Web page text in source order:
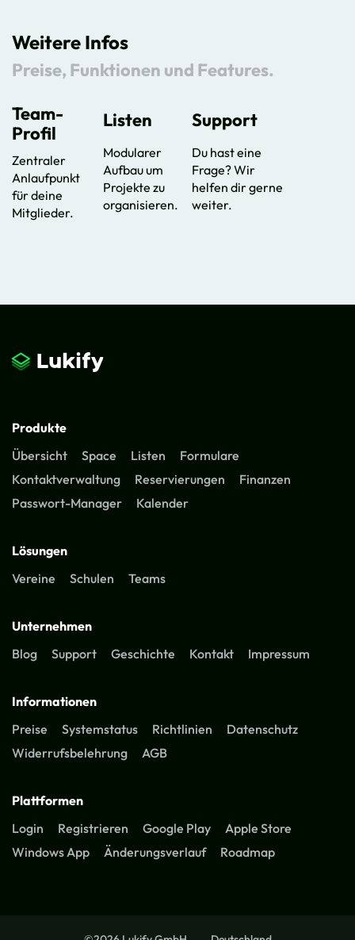
Weitere Infos
Preise, Funktionen und Features.
Team-
Profil
Zentraler
Anlaufpunkt
für deine
Mitglieder.
Listen
Modularer
Aufbau um
Projekte zu
organisieren.
Support
Du hast eine
Frage? Wir
helfen dir gerne
weiter.
Produkte
Übersicht
Space Listen
Formulare
Kontaktverwaltung
Reservierungen
Finanzen
Passwort-Manager
Kalender
Lösungen
Vereine
Schulen Teams
Unternehmen
Blog
Support Geschichte Kontakt Impressum
Informationen
Preise
Systemstatus Richtlinien
Datenschutz
Widerrufsbelehrung
AGB
Plattformen
Login
Registrieren Google Play
Apple Store
Windows App
Änderungsverlauf Roadmap